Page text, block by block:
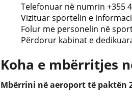
Telefonuar në numrin +355
Vizituar sportelin e
Folur me personelin në
Përdorur kabinat e
Koha e mbërritjes
Mbërrini në aeroport të paktën